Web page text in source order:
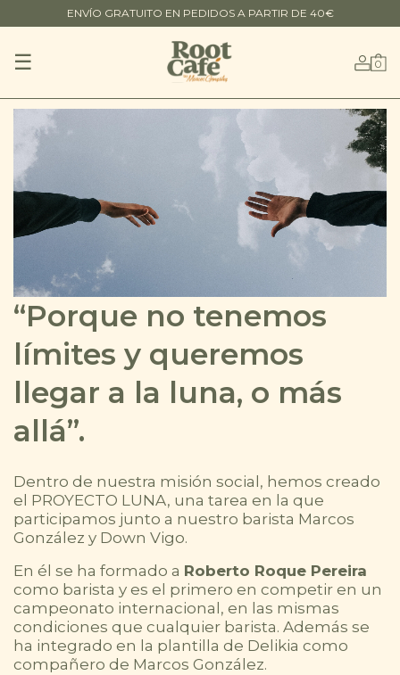
ENVÍO GRATUITO EN PEDIDOS A PARTIR DE 40€
Navegación
de
palanca
☰ 0
“Porque no tenemos
límites y queremos
llegar a la luna, o más
allá”.
Dentro de nuestra misión social, hemos creado
el PROYECTO LUNA, una tarea en la que
participamos junto a nuestro barista Marcos
González y Down Vigo.
En él se ha formado a Roberto Roque Pereira
como barista y es el primero en competir en un
campeonato internacional, en las mismas
condiciones que cualquier barista. Además se
ha integrado en la plantilla de Delikia como
compañero de Marcos González.